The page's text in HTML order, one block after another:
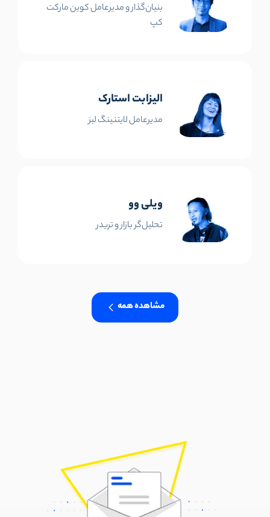
بنیان‌گذار و مدیرعامل کوین مارکت
کپ
الیزابت استارک
مدیرعامل لایتنینگ لبز
ویلی وو
تحلیل‌گر بازار و تریدر
مشاهده همه